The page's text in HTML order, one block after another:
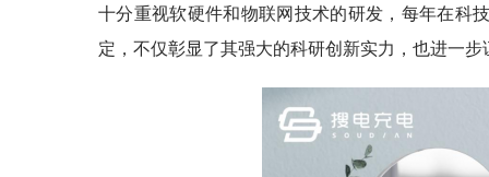
十分重视软硬件和物联网技术的研发，每年在科
定，不仅彰显了其强大的科研创新实力，也进一